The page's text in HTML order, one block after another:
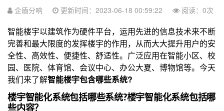
企盾分响 更新时间：2023-06-18 00:59:22 阅读： 0次
智能楼宇以建筑作为硬件平台，运用先进的信息技术来不断
完善和最大限度的发挥楼宇的作用，从而大大提升用户的安
全性、高效性、便捷性、舒适性。广泛应用在智能小区、校
园、医院、体育馆、会议中心、办公大夏、博物馆等。今天
我们来了解智能楼宇包含哪些系统?
楼宇智能化系统包括哪些系统?楼宇智能化系统包括哪
些内容？